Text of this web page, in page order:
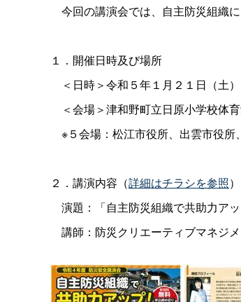
今回の講演会では、自主防災組織
１．開催日時及び場所
＜日時＞令和５年１月２１日（土
＜会場＞津和野町立日原小学校体
※５会場：松江市役所、出雲市役所
２．講演内容（詳細はチラシを参照）
演題：「自主防災組織で共助力ア
講師：防災クリエーティブマネジ